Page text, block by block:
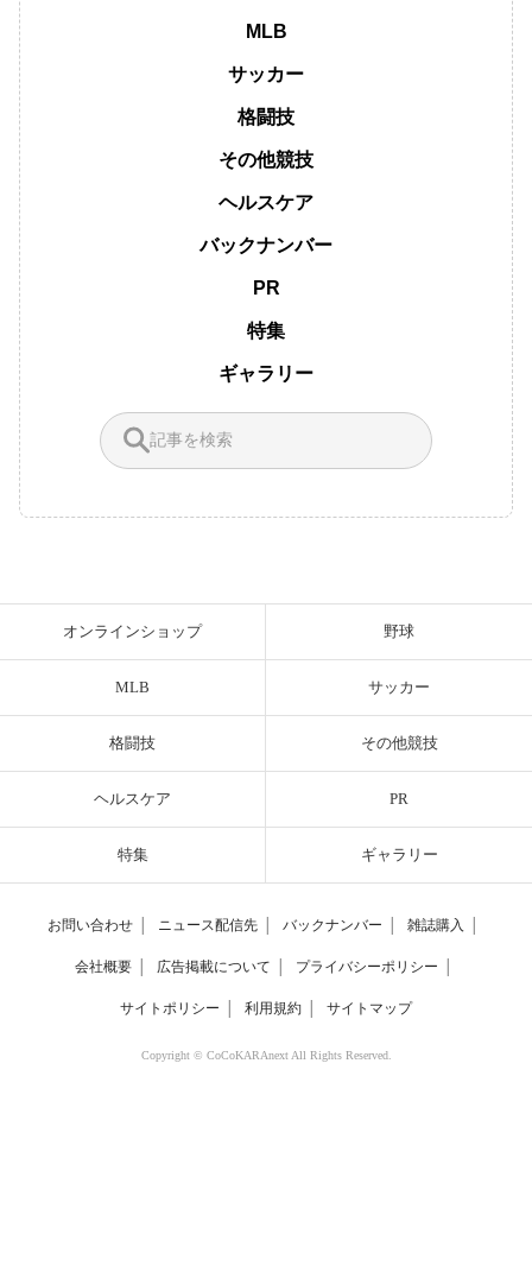
MLB
サッカー
格闘技
その他競技
ヘルスケア
バックナンバー
PR
特集
ギャラリー
オンラインショップ 野球
MLB サッカー
格闘技 その他競技
ヘルスケア PR
特集 ギャラリー
お問い合わせ ニュース配信先 バックナンバー 雑誌購入
会社概要 広告掲載について プライバシーポリシー
サイトポリシー 利用規約 サイトマップ
Copyright © CoCoKARAnext All Rights Reserved.